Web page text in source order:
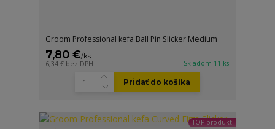
Groom Professional kefa Ball Pin Slicker Medium
7,80 €/ks
6,34 € bez DPH Skladom 11 ks
Pridať do košíka
TOP produkt